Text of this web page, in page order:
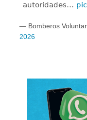
autoridades…
— Bomberos
2026